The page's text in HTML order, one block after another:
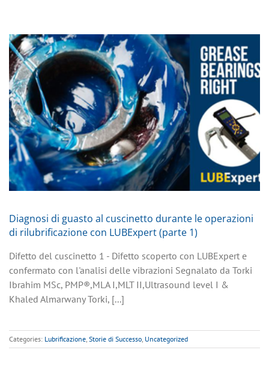
Diagnosi di guasto al cuscinetto durante le operazioni
di rilubrificazione con LUBExpert (parte 1)
Difetto del cuscinetto 1 - Difetto scoperto con LUBExpert e
confermato con l'analisi delle vibrazioni Segnalato da Torki
Ibrahim MSc, PMP®,MLA I,MLT II,Ultrasound level I &
Khaled Almarwany Torki, [...]
Categories: Lubrificazione, Storie di Successo, Uncategorized